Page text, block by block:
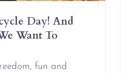
Day! And
Want To
fun and